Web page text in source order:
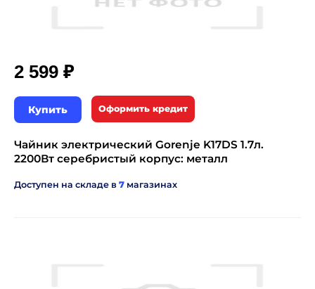
2 599 ₽
Купить Оформить кредит
Чайник электрический Gorenje K17DS 1.7л.
2200Вт серебристый корпус: металл
Доступен на складе в 7 магазинах